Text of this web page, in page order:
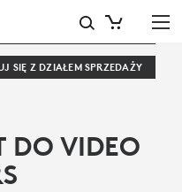
SIĘ Z DZIAŁEM SPRZEDAŻY
DO VIDEO